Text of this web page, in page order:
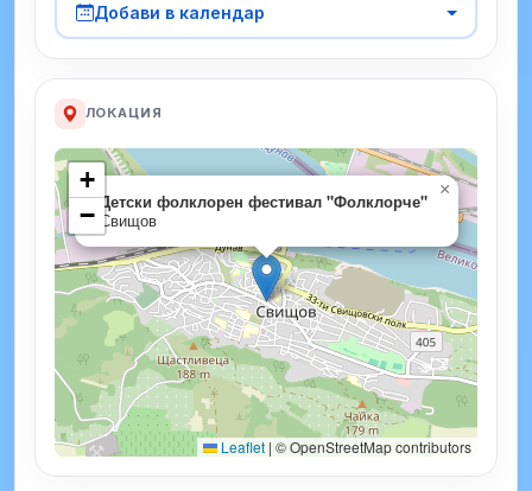
Добави в календар
ЛОКАЦИЯ
Детски фолклорен фестивал "Фолклорче"
Свищов
×
+
−
Leaflet | © OpenStreetMap contributors